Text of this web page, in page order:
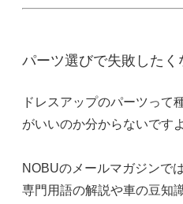
パーツ選びで失敗したく
ドレスアップのパーツって
がいいのか分からないです
NOBUのメールマガジンで
専門用語の解説や車の豆知